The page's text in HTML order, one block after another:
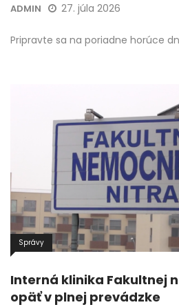
ADMIN 27. júla 2026
Pripravte sa na poriadne horúce
Správy
Interná klinika Fakultnej
opäť v plnej prevádzke